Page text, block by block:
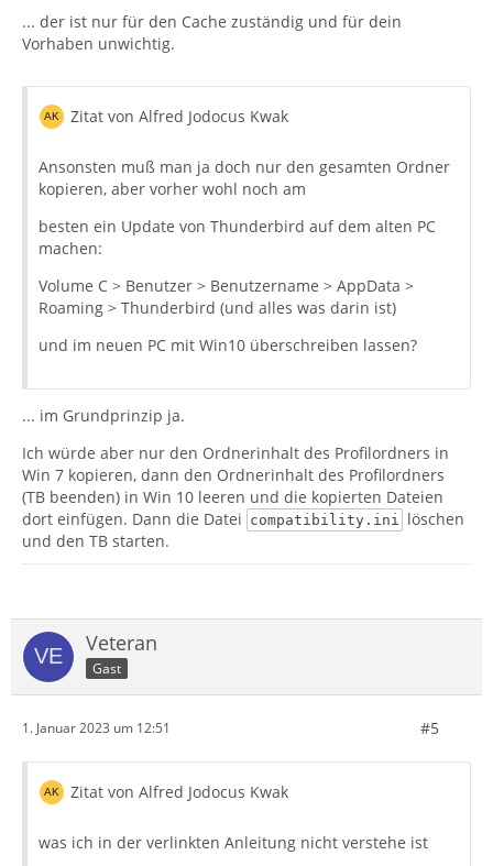
... der ist nur für den Cache zuständig und für dein
Vorhaben unwichtig.
Zitat von Alfred Jodocus Kwak
Ansonsten muß man ja doch nur den gesamten Ordner
kopieren, aber vorher wohl noch am
besten ein Update von Thunderbird auf dem alten PC
machen:
Volume C > Benutzer > Benutzername > AppData >
Roaming > Thunderbird (und alles was darin ist)
und im neuen PC mit Win10 überschreiben lassen?
... im Grundprinzip ja.
Ich würde aber nur den Ordnerinhalt des Profilordners in
Win 7 kopieren, dann den Ordnerinhalt des Profilordners
(TB beenden) in Win 10 leeren und die kopierten Dateien
dort einfügen. Dann die Datei compatibility.ini
löschen
und den TB starten.
Veteran
Gast
1. Januar 2023 um 12:51 #5
Zitat von Alfred Jodocus Kwak
was ich in der verlinkten Anleitung nicht verstehe ist